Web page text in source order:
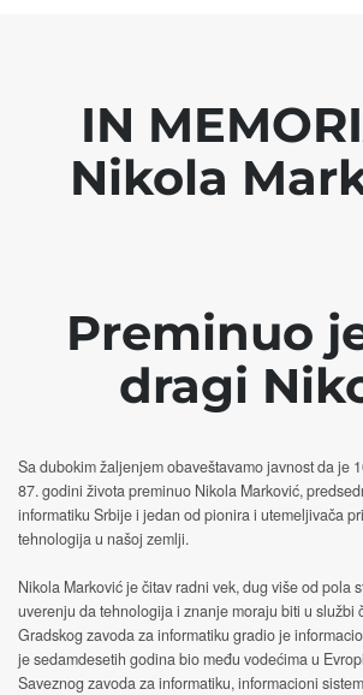
IN
Nikola
Preminuo
dragi
Sa dubokim žaljenjem obaveštavamo javnost da je
87. godini života preminuo Nikola Marković,
informatiku Srbije i jedan od pionira i utemeljivača
tehnologija u našoj zemlji.
Nikola Marković je čitav radni vek, dug više od pola
uverenju da tehnologija i znanje moraju biti u službi
Gradskog zavoda za informatiku gradio je
je sedamdesetih godina bio među vodećima u
Saveznog zavoda za informatiku, informacioni